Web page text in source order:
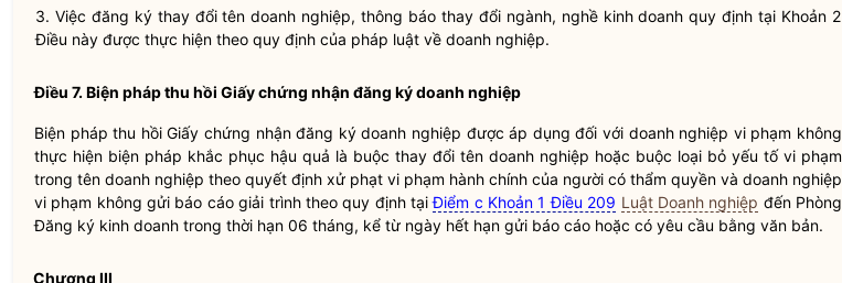
3. Việc đăng ký thay đổi tên doanh nghiệp, thông báo thay đổi ngành, nghề kinh doanh quy định tại Khoản 2
Điều này được thực hiện theo quy định của pháp luật về doanh nghiệp.
Điều 7. Biện pháp thu hồi Giấy chứng nhận đăng ký doanh nghiệp
Biện pháp thu hồi Giấy chứng nhậnđăng ký doanh nghiệp được áp dụng đối với doanh nghiệp vi phạm không
thực hiện biện pháp khắc phục hậu quả là buộc thay đổi tên doanh nghiệp hoặc buộc loại bỏ yếu tố vi phạm
trong tên doanh nghiệp theo quyết định xử phạt vi phạm hành chính của người có thẩm quyền và doanh nghiệp
vi phạm không gửi báo cáo giải trình theo quy định tạiĐiểm c Khoản 1 Điều 209 Luật Doanh nghiệp đến Phòng
Đăng ký kinh doanh trong thời hạn 06 tháng, kể từ ngày hết hạn gửi báo cáo hoặc có yêu cầu bằng văn bản.
Chương III